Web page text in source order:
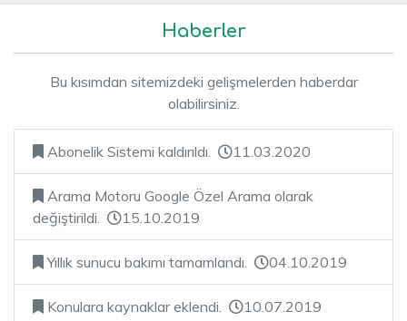
Haberler
Bu kısımdan sitemizdeki gelişmelerden haberdar
olabilirsiniz.
Abonelik Sistemi kaldırıldı. 11.03.2020
Arama Motoru Google Özel Arama olarak
değiştirildi.
15.10.2019
Yıllık sunucu bakımı tamamlandı. 04.10.2019
Konulara kaynaklar eklendi. 10.07.2019